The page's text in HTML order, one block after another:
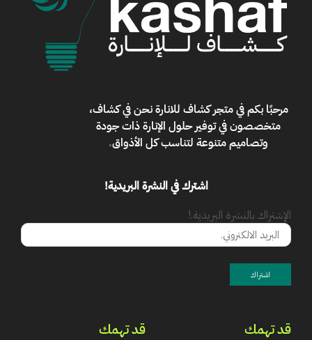
مرحبًا بكم فيمتجر كشاف للانارةنحن في كشاف،
متخصصون في توفير حلول الإنارة ذات جودة
وتصاميم متنوعة لتناسب كل الأذواق.
اشترك في النشرة البريدية!
الإشتراك بالنشرة البريدية.!
قد تهمك قد تهمك